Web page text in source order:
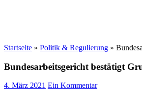
Startseite » Politik & Regulierung »
Bundesarbeitsgericht bestätigt
4. März 2021 Ein Kommentar